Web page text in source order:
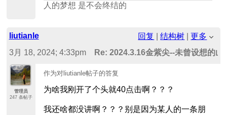
人的梦想 是不会终结的
liutianle 回复 |结构树 |更多
3月 18, 2024; 4:33pm
Re: 2024.3.16金紫尖--未曾设想的山
管理员
247 条帖子
作为对liutianle帖子的答复
为啥我刚开了个头就40点击啊？？？
我还啥都没讲啊？？？别是因为某人的一条朋